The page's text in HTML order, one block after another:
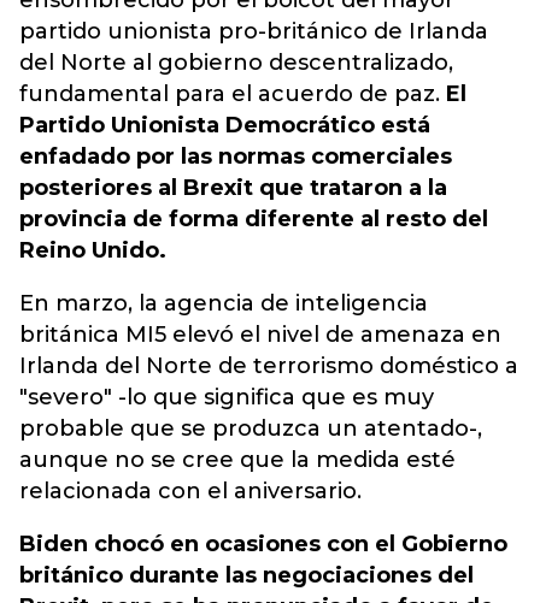
partido unionista pro-británico de Irlanda
del Norte al gobierno descentralizado,
fundamental para el acuerdo de paz. El
Partido Unionista Democrático está
enfadado por las normas comerciales
posteriores al Brexit que trataron a la
provincia de forma diferente al resto del
Reino Unido.
En marzo, la agencia de inteligencia
británica MI5 elevó el nivel de amenaza en
Irlanda del Norte de terrorismo doméstico a
"severo" -lo que significa que es muy
probable que se produzca un atentado-,
aunque no se cree que la medida esté
relacionada con el aniversario.
Biden chocó en ocasiones con el Gobierno
británico durante las negociaciones del